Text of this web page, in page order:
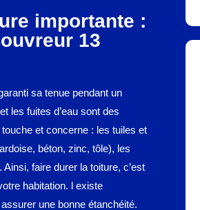
importante :
13
sa tenue pendant un
les fuites d’eau sont des
touche et concerne : les tuiles et
béton, zinc, tôle), les
faire durer la toiture, c’est
habitation. l existe
une bonne étanchéité.